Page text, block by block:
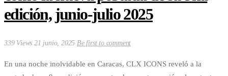
edición, junio-julio 2025
339 Views 21 junio, 2025Be first to comment
En una noche inolvidable en Caracas, CLX ICONS reveló a la